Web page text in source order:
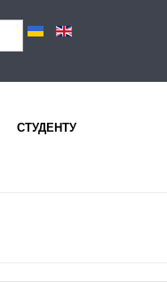
СТУДЕНТУ